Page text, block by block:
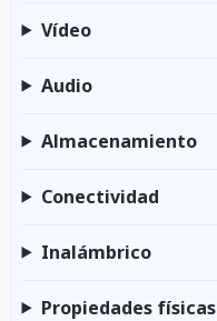
Vídeo
Audio
Almacenamiento
Conectividad
Inalámbrico
Propiedades físicas